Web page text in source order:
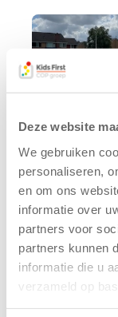
Deze website
We gebruiken
personaliseren,
en om ons
informatie over
partners voor
partners kunnen
informatie die u
verzameld op
Kinderen
De
trainen
voor
Mini 4
7 augustus